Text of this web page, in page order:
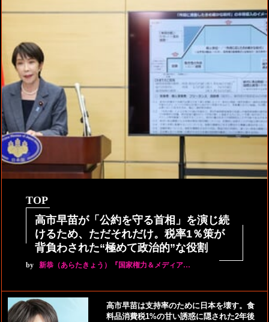
TOP
高市早苗が「公約を守る首相」を演じ続
けるため、ただそれだけ。税率1％策が
背負わされた“極めて政治的”な役割
by 新恭（あらたきょう）『国家権力＆メディア…
高市早苗は支持率のために日本を壊す。食
料品消費税1%の甘い誘惑に隠された2年後